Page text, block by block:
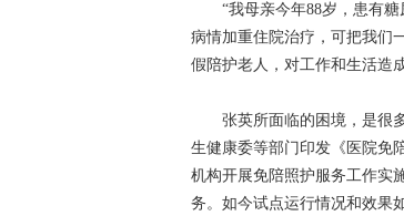
“我母亲今年88岁，患有糖
病情加重住院治疗，可把我们
假陪护老人，对工作和生活
张英所面临的困境，是很多
生健康委等部门印发《医院免
机构开展免陪照护服务工作实
务。如今试点运行情况和效果